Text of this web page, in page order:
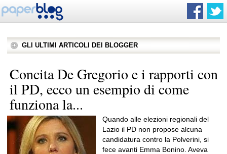
GLI ULTIMI ARTICOLI DEI BLOGGER
Concita De Gregorio e i rapporti con
il PD, ecco un esempio di come
funziona la...
Quando alle elezioni regionali del
Lazio il PD non propose alcuna
candidatura contro la Polverini, si
fece avanti Emma Bonino. Aveva